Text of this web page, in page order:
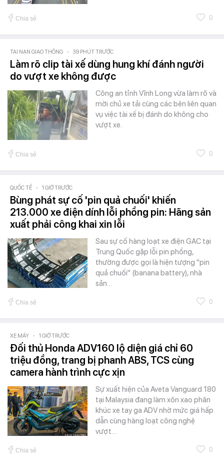
Chia sẻ 0
TAI NẠN GIAO THÔNG - 39 PHÚT TRƯỚC
Làm rõ clip tài xế dùng hung khí đánh người
do vượt xe không được
Công an tỉnh Vĩnh Long vừa làm rõ và
mời chủ xe tải cùng các bên liên quan
vụ việc tài xế bị đánh do không cho
vượt xe.
Chia sẻ 0
QUỐC TẾ - 1 GIỜ TRƯỚC
Bùng phát sự cố 'pin quả chuối' khiến
213.000 xe điện dính lỗi phồng pin: Hãng sản
xuất phải công khai xin lỗi
Sau sự cố hàng loạt xe điện GAC tại
Trung Quốc gặp lỗi pin phồng,
thường được gọi là hiện tượng "pin
quả chuối" (banana battery), nhà
sản…
Chia sẻ 0
XE MÁY - 1 GIỜ TRƯỚC
Đối thủ Honda ADV160 lộ diện giá chỉ 60
triệu đồng, trang bị phanh ABS, TCS cùng
camera hành trình cực xịn
Sự xuất hiện của Aveta Vanguard 180
tại Malaysia đang làm xôn xao phân
khúc xe tay ga ADV nhờ mức giá hấp
dẫn cùng hàng loạt công nghệ
vượt…
Chia sẻ 0